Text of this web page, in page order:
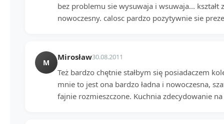
bez problemu sie wysuwaja i wsuwaja... kształt
nowoczesny. calosc pardzo pozytywnie sie
M
Mirosław30.08.2011
Też bardzo chętnie stałbym się posiadaczem
mnie to jest ona bardzo ładna i nowoczesna,
fajnie rozmieszczone. Kuchnia zdecydowanie